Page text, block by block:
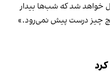
خواهد شد که شب‌ها بیدار
چیز درست پیش نمی‌رود.»